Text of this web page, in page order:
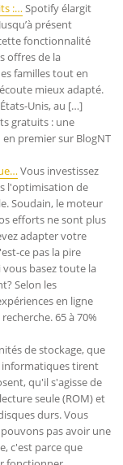
:…Spotify élargit
présent
fonctionnalité
offres de la
familles tout en
mieux adapté.
Unis, au […]
gratuits : une
premier sur BlogNT
Vous investissez
l'optimisation de
Soudain, le moteur
efforts ne sont plus
adapter votre
ce pas la pire
basez toute la
Selon les
en ligne
65 à 70%
de stockage, que
informatiques tirent
qu'il s'agisse de
seule (ROM) et
durs. Vous
pas avoir une
c'est parce que